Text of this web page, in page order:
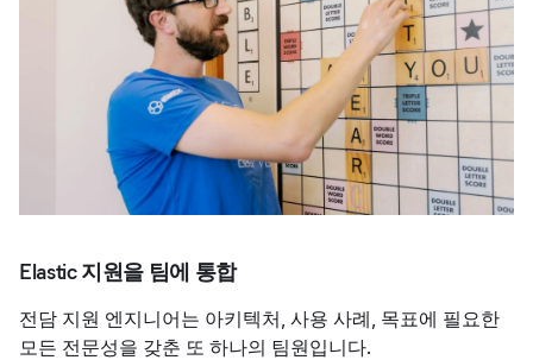
Elastic 지원을 팀에 통합
전담 지원 엔지니어는 아키텍처, 사용 사례, 목표에 필요한
모든 전문성을 갖춘 또 하나의 팀원입니다.